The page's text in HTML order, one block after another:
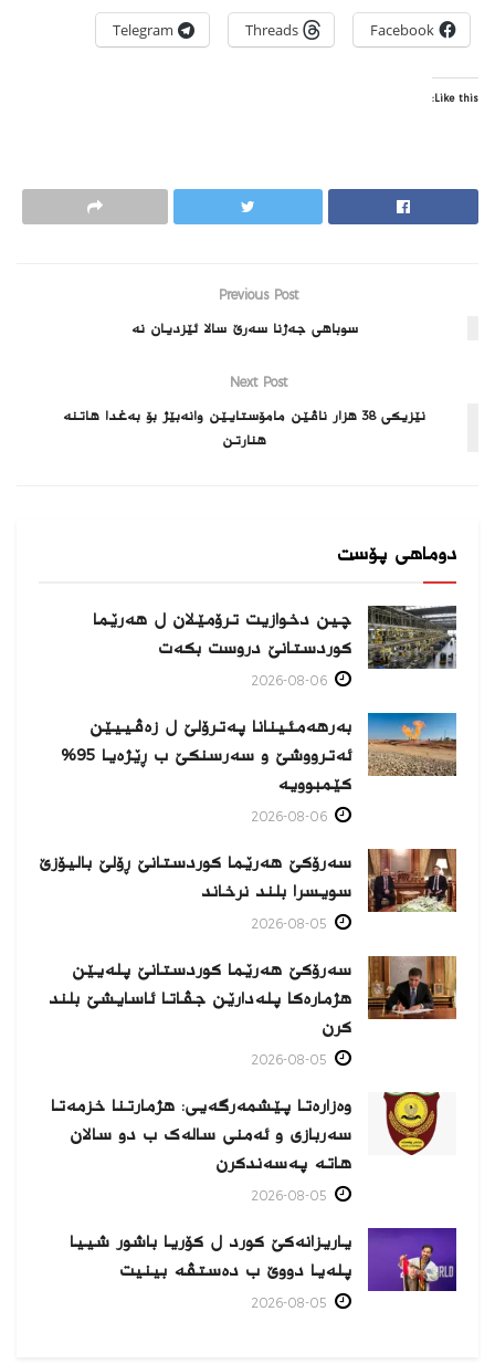
Facebook
Threads
Telegram
Like this:
Previous Post
سوباهی جەژنا سەرێ سالا ئێزدیان نە
Next Post
نێزیکی 38 هزار ناڤێن مامۆستایێن وانەبێژ بۆ بەغدا هاتنە
هنارتن
دوماهی پۆست
چین دخوازیت ترۆمێلان ل هەرێما
كوردستانێ دروست بكەت
بەرهەمئینانا په‌ترۆلێ ل زه‌ڤییێن
ئەترووشێ و سەرسنكێ ب ڕێژەیا 95%
كێمبوویە
سەرۆکێ هەرێما کوردستانێ ڕۆلێ بالیۆزێ
سویسرا بلند نرخاند
سەرۆکێ هەرێما کوردستانێ پلەیێن
هژمارەكا پلەدارێن جڤاتا ئاسایشێ بلند
كرن
وەزارەتا پێشمەرگەیی: هژمارتنا خزمەتا
سەربازی و ئەمنی سالەک ب دو سالان
هاتە پەسەندكرن
یاریزانەكێ کورد ل کۆریا باشور شییا
پلەیا دووێ ب دەستڤە بینیت